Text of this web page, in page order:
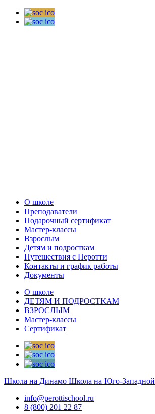
О школе
Преподаватели
Подарочный сертификат
Мастер-классы
Взрослым
Детям и подросткам
Путешествия с Перотти
Контакты и график работы
Документы
О школе
ДЕТЯМ И ПОДРОСТКАМ
ВЗРОСЛЫМ
Мастер-классы
Сертификат
Школа на Динамо Школа на Юго-Западной
info@perottischool.ru
8 (800) 201 22 87